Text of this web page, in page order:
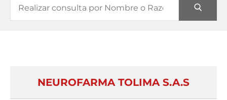
NEUROFARMA TOLIMA S.A.S